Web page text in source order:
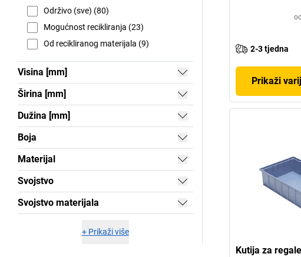
Održivo (sve) (80)
Mogućnost recikliranja (23)
Od recikliranog materijala (9)
Visina [mm]
Širina [mm]
Dužina [mm]
Boja
Materijal
Svojstvo
Svojstvo materijala
+ Prikaži više
od
2-3 tjedna
Prikaži
Kutija za